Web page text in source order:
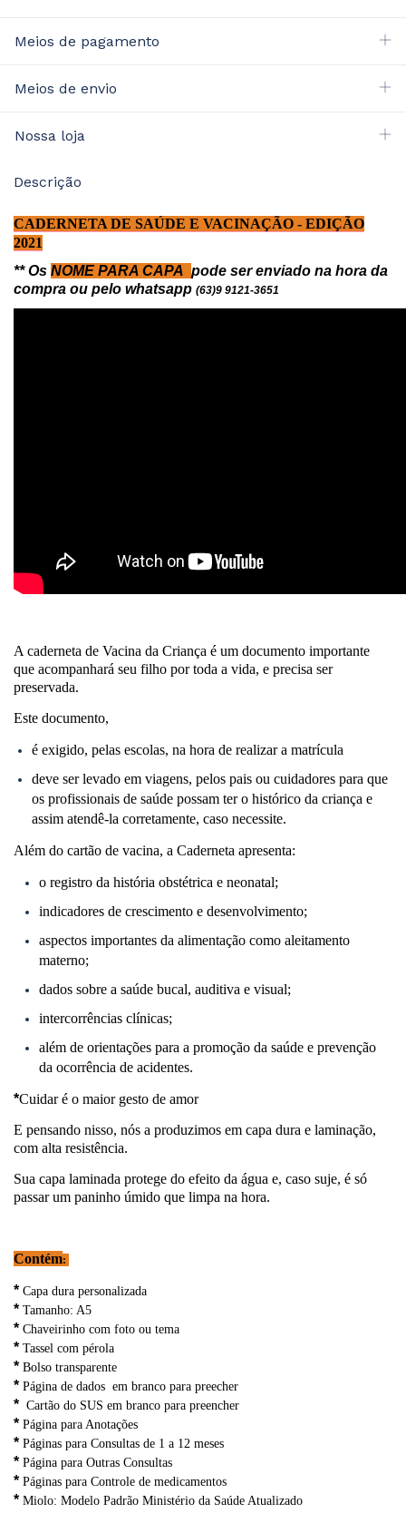
Meios de pagamento
Meios de envio
Nossa loja
Descrição
CADERNETA DE SAÚDE E VACINAÇÃO - EDIÇÃO
2021
** Os NOME PARA CAPA pode ser enviado na hora da
compra ou pelo whatsapp (63)9 9121-3651
A caderneta de Vacina da Criança é um documento importante
que acompanhará seu filho por toda a vida, e precisa ser
preservada.
Este documento,
é exigido, pelas escolas, na hora de realizar a matrícula
deve ser levado em viagens, pelos pais ou cuidadores para que
os profissionais de saúde possam ter o histórico da criança e
assim atendê-la corretamente, caso necessite.
Além do cartão de vacina, a Caderneta apresenta:
o registro da história obstétrica e neonatal;
indicadores de crescimento e desenvolvimento;
aspectos importantes da alimentação como aleitamento
materno;
dados sobre a saúde bucal, auditiva e visual;
intercorrências clínicas;
além de orientações para a promoção da saúde e prevenção
da ocorrência de acidentes.
*Cuidar é o maior gesto de amor
E pensando nisso, nós a produzimos em capa dura e laminação,
com alta resistência.
Sua capa laminada protege do efeito da água e, caso suje, é só
passar um paninho úmido que limpa na hora.
Contém:
* Capa dura personalizada
* Tamanho: A5
* Chaveirinho com foto ou tema
* Tassel com pérola
* Bolso transparente
* Página de dados em branco para preecher
* Cartão do SUS em branco para preencher
* Página para Anotações
* Páginas para Consultas de 1 a 12 meses
* Página para Outras Consultas
* Páginas para Controle de medicamentos
* Miolo: Modelo Padrão Ministério da Saúde Atualizado